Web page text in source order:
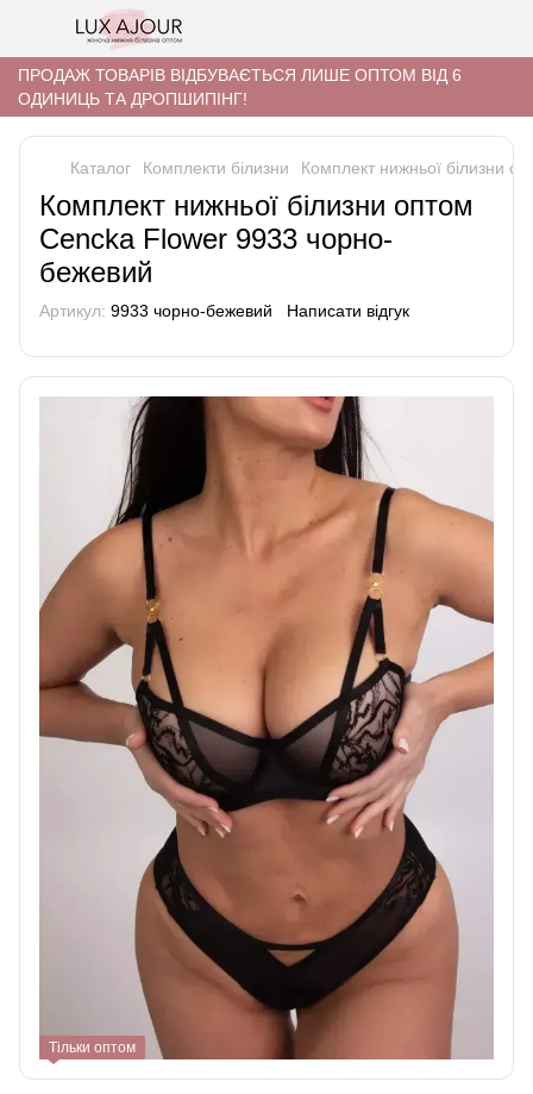
ПРОДАЖ ТОВАРІВ ВІДБУВАЄТЬСЯ ЛИШЕ ОПТОМ ВІД 6
ОДИНИЦЬ ТА ДРОПШИПІНГ!
Каталог Комплекти білизни Комплект нижньої білизни
Комплект нижньої білизни оптом
Cencka Flower 9933 чорно-
бежевий
Артикул: 9933 чорно-бежевий Написати відгук
Тільки оптом